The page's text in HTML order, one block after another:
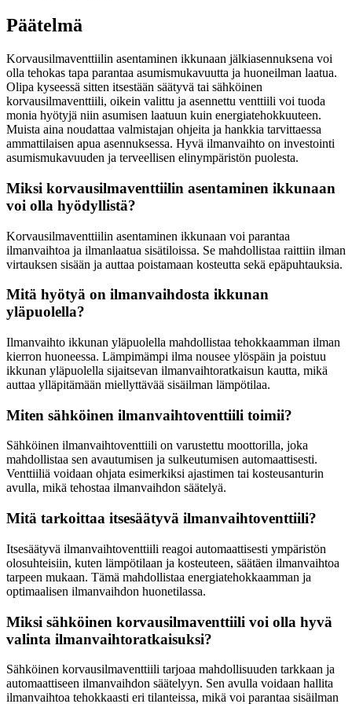
Päätelmä
Korvausilmaventtiilin asentaminen ikkunaan jälkiasennuksena voi
olla tehokas tapa parantaa asumismukavuutta ja huoneilman laatua.
Olipa kyseessä sitten itsestään säätyvä tai sähköinen
korvausilmaventtiili, oikein valittu ja asennettu venttiili voi tuoda
monia hyötyjä niin asumisen laatuun kuin energiatehokkuuteen.
Muista aina noudattaa valmistajan ohjeita ja hankkia tarvittaessa
ammattilaisen apua asennuksessa. Hyvä ilmanvaihto on investointi
asumismukavuuden ja terveellisen elinympäristön puolesta.
Miksi korvausilmaventtiilin asentaminen ikkunaan
voi olla hyödyllistä?
Korvausilmaventtiilin asentaminen ikkunaan voi parantaa
ilmanvaihtoa ja ilmanlaatua sisätiloissa. Se mahdollistaa raittiin ilman
virtauksen sisään ja auttaa poistamaan kosteutta sekä epäpuhtauksia.
Mitä hyötyä on ilmanvaihdosta ikkunan
yläpuolella?
Ilmanvaihto ikkunan yläpuolella mahdollistaa tehokkaamman ilman
kierron huoneessa. Lämpimämpi ilma nousee ylöspäin ja poistuu
ikkunan yläpuolella sijaitsevan ilmanvaihtoratkaisun kautta, mikä
auttaa ylläpitämään miellyttävää sisäilman lämpötilaa.
Miten sähköinen ilmanvaihtoventtiili toimii?
Sähköinen ilmanvaihtoventtiili on varustettu moottorilla, joka
mahdollistaa sen avautumisen ja sulkeutumisen automaattisesti.
Venttiiliä voidaan ohjata esimerkiksi ajastimen tai kosteusanturin
avulla, mikä tehostaa ilmanvaihdon säätelyä.
Mitä tarkoittaa itsesäätyvä ilmanvaihtoventtiili?
Itsesäätyvä ilmanvaihtoventtiili reagoi automaattisesti ympäristön
olosuhteisiin, kuten lämpötilaan ja kosteuteen, säätäen ilmanvaihtoa
tarpeen mukaan. Tämä mahdollistaa energiatehokkaamman ja
optimaalisen ilmanvaihdon huonetilassa.
Miksi sähköinen korvausilmaventtiili voi olla hyvä
valinta ilmanvaihtoratkaisuksi?
Sähköinen korvausilmaventtiili tarjoaa mahdollisuuden tarkkaan ja
automaattiseen ilmanvaihdon säätelyyn. Sen avulla voidaan hallita
ilmanvaihtoa tehokkaasti eri tilanteissa, mikä voi parantaa sisäilman